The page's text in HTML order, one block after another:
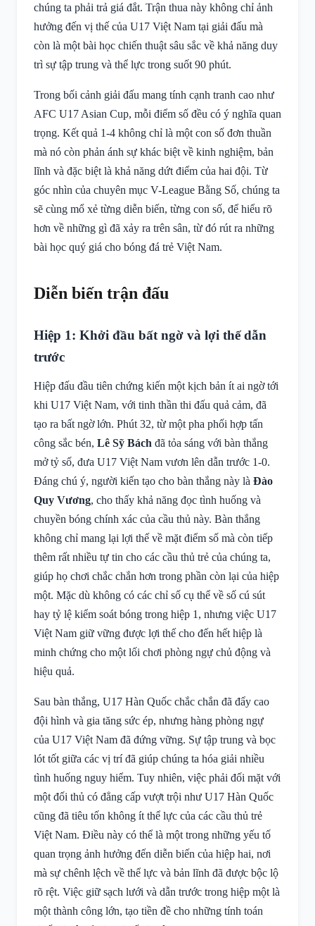
chúng ta phải trả giá đắt. Trận thua này không chỉ ảnh
hưởng đến vị thế của U17 Việt Nam tại giải đấu mà
còn là một bài học chiến thuật sâu sắc về khả năng duy
trì sự tập trung và thể lực trong suốt 90 phút.
Trong bối cảnh giải đấu mang tính cạnh tranh cao như
AFC U17 Asian Cup, mỗi điểm số đều có ý nghĩa quan
trọng. Kết quả 1-4 không chỉ là một con số đơn thuần
mà nó còn phản ánh sự khác biệt về kinh nghiệm, bản
lĩnh và đặc biệt là khả năng dứt điểm của hai đội. Từ
góc nhìn của chuyên mục V-League Bằng Số, chúng ta
sẽ cùng mổ xẻ từng diễn biến, từng con số, để hiểu rõ
hơn về những gì đã xảy ra trên sân, từ đó rút ra những
bài học quý giá cho bóng đá trẻ Việt Nam.
Diễn biến trận đấu
Hiệp 1: Khởi đầu bất ngờ và lợi thế dẫn
trước
Hiệp đấu đầu tiên chứng kiến một kịch bản ít ai ngờ tới
khi U17 Việt Nam, với tinh thần thi đấu quả cảm, đã
tạo ra bất ngờ lớn. Phút 32, từ một pha phối hợp tấn
công sắc bén, Lê Sỹ Bách đã tỏa sáng với bàn thắng
mở tỷ số, đưa U17 Việt Nam vươn lên dẫn trước 1-0.
Đáng chú ý, người kiến tạo cho bàn thắng này là Đào
Quy Vương, cho thấy khả năng đọc tình huống và
chuyền bóng chính xác của cầu thủ này. Bàn thắng
không chỉ mang lại lợi thế về mặt điểm số mà còn tiếp
thêm rất nhiều tự tin cho các cầu thủ trẻ của chúng ta,
giúp họ chơi chắc chắn hơn trong phần còn lại của hiệp
một. Mặc dù không có các chỉ số cụ thể về số cú sút
hay tỷ lệ kiểm soát bóng trong hiệp 1, nhưng việc U17
Việt Nam giữ vững được lợi thế cho đến hết hiệp là
minh chứng cho một lối chơi phòng ngự chủ động và
hiệu quả.
Sau bàn thắng, U17 Hàn Quốc chắc chắn đã đẩy cao
đội hình và gia tăng sức ép, nhưng hàng phòng ngự
của U17 Việt Nam đã đứng vững. Sự tập trung và bọc
lót tốt giữa các vị trí đã giúp chúng ta hóa giải nhiều
tình huống nguy hiểm. Tuy nhiên, việc phải đối mặt với
một đối thủ có đẳng cấp vượt trội như U17 Hàn Quốc
cũng đã tiêu tốn không ít thể lực của các cầu thủ trẻ
Việt Nam. Điều này có thể là một trong những yếu tố
quan trọng ảnh hưởng đến diễn biến của hiệp hai, nơi
mà sự chênh lệch về thể lực và bản lĩnh đã được bộc lộ
rõ rệt. Việc giữ sạch lưới và dẫn trước trong hiệp một là
một thành công lớn, tạo tiền đề cho những tính toán